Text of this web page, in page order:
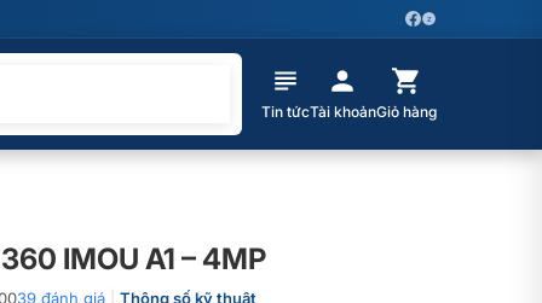
Z
Tin tứcTài khoảnGiỏ hàng
IMOU A1 – 4MP
39 đánh giá Thông số kỹ thuật